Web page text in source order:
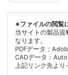
※ファイルの閲覧
当サイトの製品資
なります。
PDFデータ：
CADデータ：
上記リンク先よ